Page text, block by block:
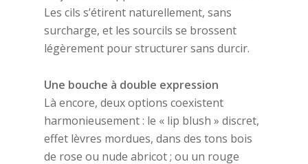
Les cils s’étirent naturellement, sans
surcharge, et les sourcils se brossent
légèrement pour structurer sans durcir.
Une bouche à double expression
Là encore, deux options coexistent
harmonieusement : le « lip blush » discret,
effet lèvres mordues, dans des tons bois
de rose ou nude abricot ; ou un rouge